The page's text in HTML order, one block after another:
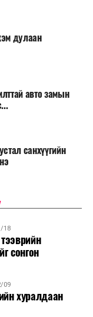
дулаан
авто замын
санхүүгийн
18
сонгон
09
хуралдаан